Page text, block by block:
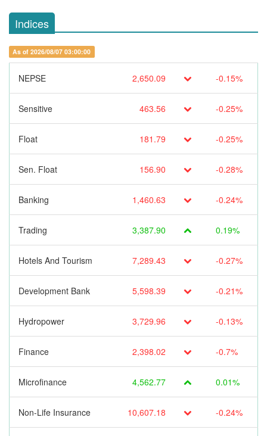
Indices
As of 2026/08/07 03:00:00
NEPSE 2,650.09 -0.15%
Sensitive 463.56 -0.25%
Float 181.79 -0.25%
Sen. Float 156.90 -0.28%
Banking 1,460.63 -0.24%
Trading 3,387.90 0.19%
Hotels And Tourism 7,289.43 -0.27%
Development Bank 5,598.39 -0.21%
Hydropower 3,729.96 -0.13%
Finance 2,398.02 -0.7%
Microfinance 4,562.77 0.01%
Non-Life Insurance 10,607.18 -0.24%